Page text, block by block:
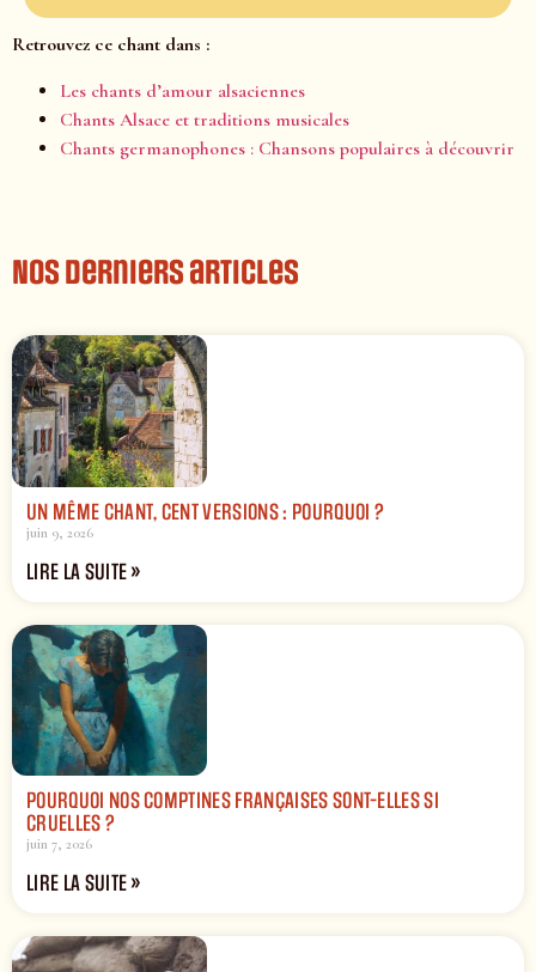
Retrouvez ce chant dans :
Les chants d’amour alsaciennes
Chants Alsace et traditions musicales
Chants germanophones : Chansons populaires à découvrir
Nos derniers articles
UN MÊME CHANT, CENT VERSIONS : POURQUOI ?
juin 9, 2026
LIRE LA SUITE »
POURQUOI NOS COMPTINES FRANÇAISES SONT-ELLES SI
CRUELLES ?
juin 7, 2026
LIRE LA SUITE »